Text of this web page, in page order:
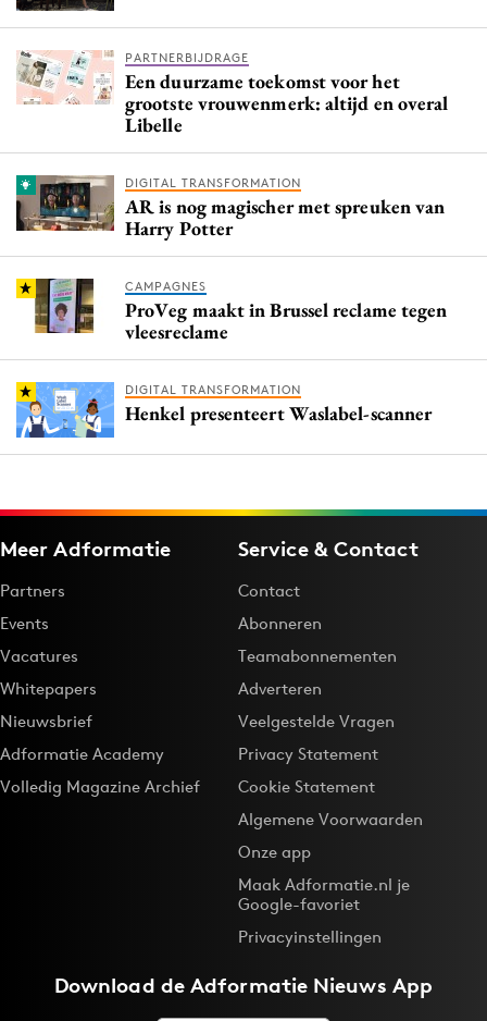
PARTNERBIJDRAGE
Een duurzame toekomst voor het
grootste vrouwenmerk: altijd en overal
Libelle
DIGITAL TRANSFORMATION
AR is nog magischer met spreuken van
Harry Potter
CAMPAGNES
ProVeg maakt in Brussel reclame tegen
vleesreclame
DIGITAL TRANSFORMATION
Henkel presenteert Waslabel-scanner
Meer Adformatie
Partners
Events
Vacatures
Whitepapers
Nieuwsbrief
Adformatie Academy
Volledig Magazine Archief
Service & Contact
Contact
Abonneren
Teamabonnementen
Adverteren
Veelgestelde Vragen
Privacy Statement
Cookie Statement
Algemene Voorwaarden
Onze app
Maak Adformatie.nl je
Google-favoriet
Privacyinstellingen
Download deAdformatie Nieuws App